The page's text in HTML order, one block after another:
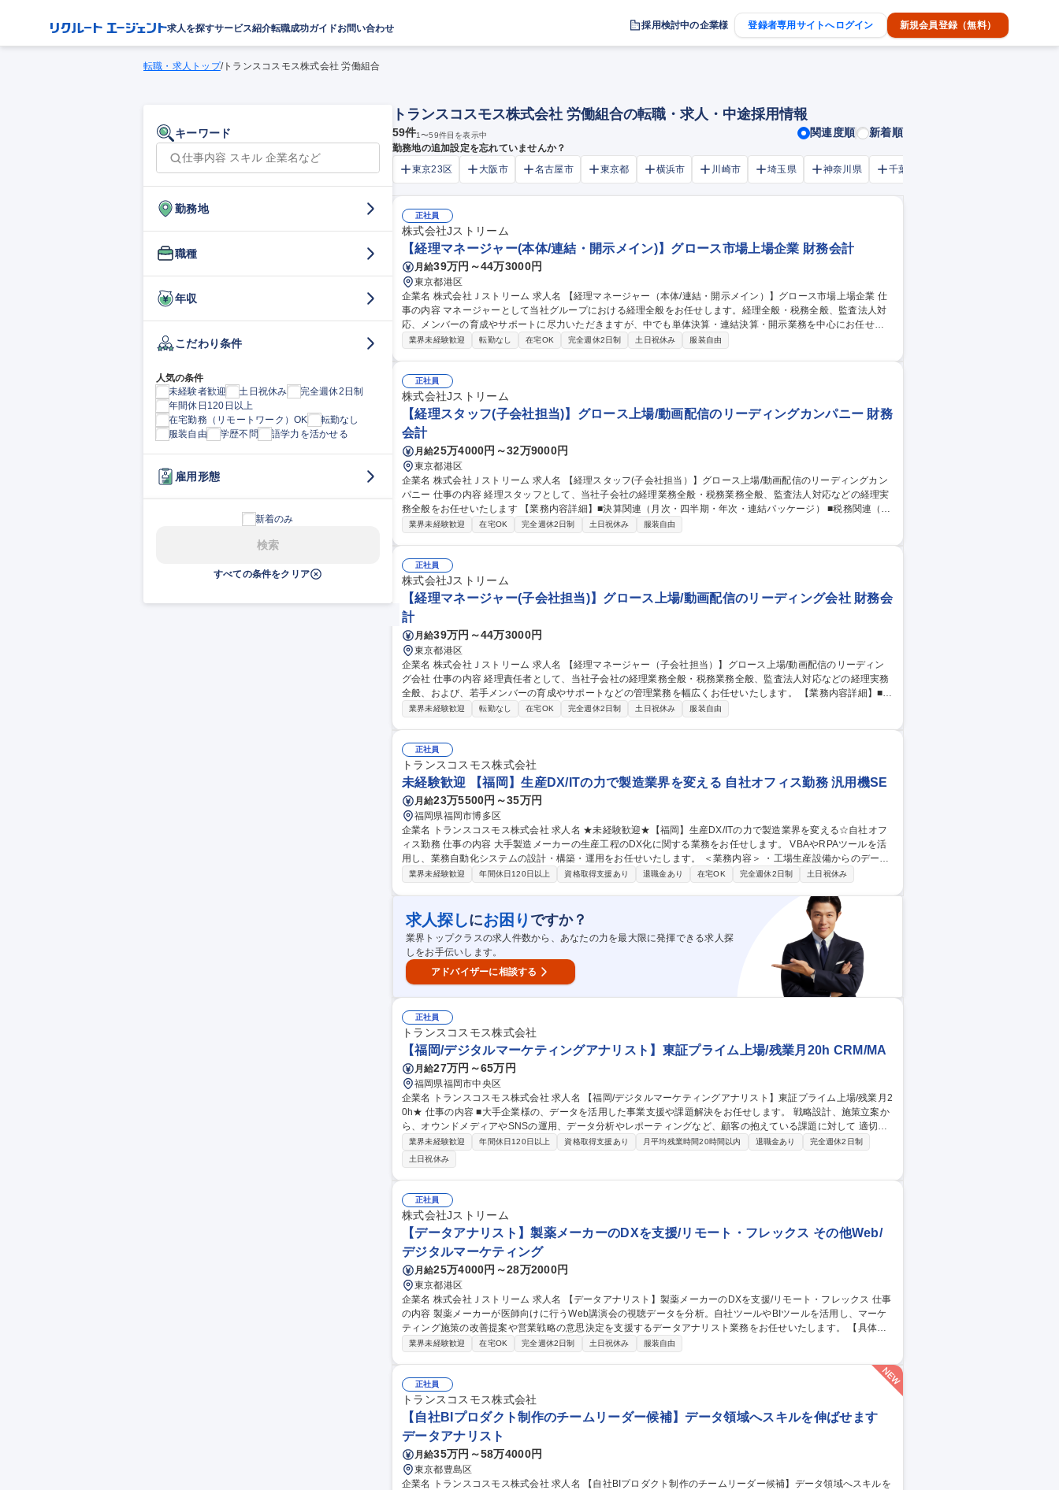
求人を探すサービス紹介転職成功ガイドお問い合わせ 採用検討中の企業様 登録者専用サイトへログイン 新規会員登録（無料）
転職・求人トップ/トランスコスモス株式会社 労働組合
キーワード
勤務地
職種
年収
こだわり条件
人気の条件
未経験者歓迎
土日祝休み
完全週休2日制
年間休日120日以上
在宅勤務（リモートワーク）OK
転勤なし
服装自由
学歴不問 語学力を活かせる
雇用形態
新着のみ
検索
すべての条件をクリア
トランスコスモス株式会社 労働組合の転職・求人・中途採用情報
59件1〜59件目を表示中 関連度順 新着順
勤務地の追加設定を忘れていませんか？
東京23区
大阪市 名古屋市 東京都 横浜市 川崎市 埼玉県 神奈川県 千葉市
正社員
株式会社Jストリーム
【経理マネージャー(本体/連結・開示メイン)】グロース市場上場企業 財務会計
月給39万円～44万3000円
東京都港区
企業名 株式会社Ｊストリーム 求人名 【経理マネージャー（本体/連結・開示メイン）】グロース市場上場企業 仕
事の内容 マネージャーとして当社グループにおける経理全般をお任せします。経理全般・税務全般、監査法人対
応、メンバーの育成やサポートに尽力いただきますが、中でも単体決算・連結決算・開示業務を中心にお任せし
ます。 【業務内容詳細】■決算関連（月次・四半期・年次／単体・連結） ■税務関連（税申告・税務調査対応・税
業界未経験歓迎 転勤なし 在宅OK 完全週休2日制 土日祝休み 服装自由
正社員
株式会社Jストリーム
【経理スタッフ(子会社担当)】グロース上場/動画配信のリーディングカンパニー 財務
会計
月給25万4000円～32万9000円
東京都港区
企業名 株式会社Ｊストリーム 求人名 【経理スタッフ(子会社担当）】グロース上場/動画配信のリーディングカン
パニー 仕事の内容 経理スタッフとして、当社子会社の経理業務全般・税務業務全般、監査法人対応などの経理実
務全般をお任せいたします 【業務内容詳細】■決算関連（月次・四半期・年次・連結パッケージ） ■税務関連（税
務申告・税務調査対応・税効果会計など） ■予算関連（中期計画策定・年度予算管理など） ■資産・債権管理（与
業界未経験歓迎 在宅OK 完全週休2日制 土日祝休み 服装自由
正社員
株式会社Jストリーム
【経理マネージャー(子会社担当)】グロース上場/動画配信のリーディング会社 財務会
計
月給39万円～44万3000円
東京都港区
企業名 株式会社Ｊストリーム 求人名 【経理マネージャー（子会社担当）】グロース上場/動画配信のリーディン
グ会社 仕事の内容 経理責任者として、当社子会社の経理業務全般・税務業務全般、監査法人対応などの経理実務
全般、および、若手メンバーの育成やサポートなどの管理業務を幅広くお任せいたします。 【業務内容詳細】■決
算関連（月次・四半期・年次・連結パッケージ） ■税務関連（税務申告・税務調査対応・税効果会計など） ■予算
ング会社
業界未経験歓迎 転勤なし 在宅OK 完全週休2日制 土日祝休み 服装自由
正社員
トランスコスモス株式会社
未経験歓迎 【福岡】生産DX/ITの力で製造業界を変える 自社オフィス勤務 汎用機SE
月給23万5500円～35万円
福岡県福岡市博多区
企業名 トランスコスモス株式会社 求人名 ★未経験歓迎★【福岡】生産DX/ITの力で製造業界を変える☆自社オフ
ィス勤務 仕事の内容 大手製造メーカーの生産工程のDX化に関する業務をお任せします。 VBAやRPAツールを活
用し、業務自動化システムの設計・構築・運用をお任せいたします。 ＜業務内容＞ ・工場生産設備からのデータ
集約、測定業務の自動化 ・発注システムとRPAツールの連携 ・その他データの分析、BIツールを活用した可視化
業界未経験歓迎 年間休日120日以上 資格取得支援あり 退職金あり 在宅OK 完全週休2日制 土日祝休み
求人探しにお困り ですか？
業界トップクラスの求人件数から、あなたの力を最大限に発揮できる求人探
しをお手伝いします。
アドバイザーに相談する
正社員
トランスコスモス株式会社
【福岡/デジタルマーケティングアナリスト】東証プライム上場/残業月20h CRM/MA
月給27万円～65万円
福岡県福岡市中央区
企業名 トランスコスモス株式会社 求人名 【福岡/デジタルマーケティングアナリスト】東証プライム上場/残業月2
0h★ 仕事の内容 ■大手企業様の、データを活用した事業支援や課題解決をお任せします。 戦略設計、施策立案か
ら、オウンドメディアやSNSの運用、データ分析やレポーティングなど、顧客の抱えている課題に対して 適切な
ソリューションを提供し、課題解決と顧客事業の発展に貢献する業務です。 【具体的には】■クライアント企業の
Webサイトやアプリ、SNSからのアクセスやユーザー行動データの解析(Google Analytics、Adobe Analyticsな
ど)■ダッシュボードを活用したデータ可視化と分析レポートの作成・報告■クライアントのマーケティング施策や
UI/UX改善施策の提案・実行・効果検証(KPI達成度、CVR改善) など 募集職種 【福岡/デジタルマーケティングア
ナリスト】東証プライム上場/残業月20h★
業界未経験歓迎 年間休日120日以上 資格取得支援あり 月平均残業時間20時間以内 退職金あり
完全週休2日制
土日祝休み
正社員
株式会社Jストリーム
【データアナリスト】製薬メーカーのDXを支援/リモート・フレックス その他Web/
デジタルマーケティング
月給25万4000円～28万2000円
東京都港区
企業名 株式会社Ｊストリーム 求人名 【データアナリスト】製薬メーカーのDXを支援/リモート・フレックス 仕事
の内容 製薬メーカーが医師向けに行うWeb講演会の視聴データを分析。自社ツールやBIツールを活用し、マーケ
ティング施策の改善提案や営業戦略の意思決定を支援するデータアナリスト業務をお任せいたします。 【具体的
な業務内容】■Web講演会の視聴ログデータ（離脱・巻き戻し等）の分析、レポート作成■課題抽出・改善提案■W
BIツール（Power BI、Tableau等）を用いた可視化支援■データマネジメントの設計・運用提案■新プロダクトの
業界未経験歓迎 在宅OK 完全週休2日制 土日祝休み 服装自由
正社員
トランスコスモス株式会社
【自社BIプロダクト制作のチームリーダー候補】データ領域へスキルを伸ばせます
データアナリスト
月給35万円～58万4000円
東京都豊島区
企業名 トランスコスモス株式会社 求人名 【自社BIプロダクト制作のチームリーダー候補】データ領域へスキルを